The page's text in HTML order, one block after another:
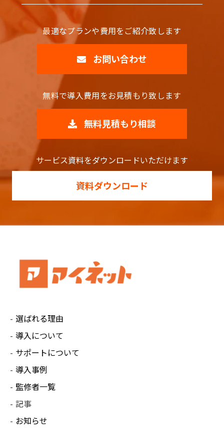
最適なプランや費用をご紹介致します
お問い合わせ
無料で導入費用をお見積もり致します
無料見積もり相談
サービス資料をダウンロードいただけます
資料ダウンロード
選ばれる理由
導入について
サポートについて
導入事例
監修者一覧
記事
お知らせ